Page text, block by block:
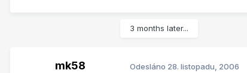
3 months later...
mk58 Odesláno 28. listopadu, 2006